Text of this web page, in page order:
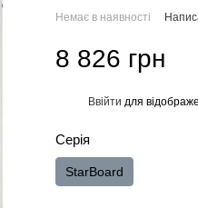
Немає в наявності
8 826 грн
Ввійти для
Серія
StarBoard